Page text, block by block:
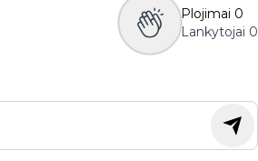
Plojimai 0
Lankytojai 0